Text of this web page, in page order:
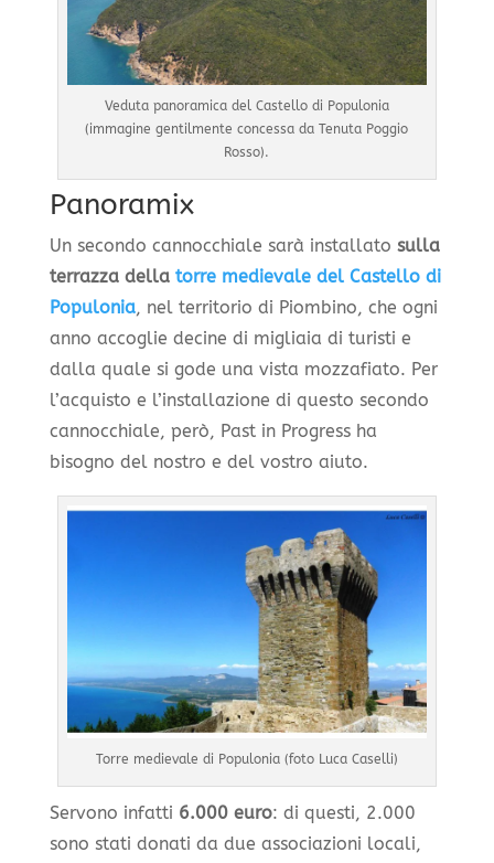
Veduta panoramica del Castello di Populonia
(immagine gentilmente concessa da Tenuta Poggio
Rosso).
Panoramix
Un secondo cannocchiale sarà installato sulla
terrazza della torre medievale del Castello di
Populonia, nel territorio di Piombino, che ogni
anno accoglie decine di migliaia di turisti e
dalla quale si gode una vista mozzafiato. Per
l’acquisto e l’installazione di questo secondo
cannocchiale, però, Past in Progress ha
bisogno del nostro e del vostro aiuto.
Torre medievale di Populonia (foto Luca Caselli)
Servono infatti 6.000 euro: di questi, 2.000
sono stati donati da due associazioni locali,